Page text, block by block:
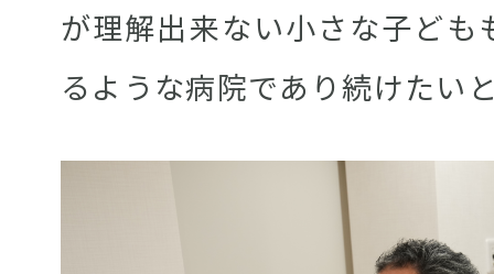
が理解出来ない小さな子ども
るような病院であり続けたい